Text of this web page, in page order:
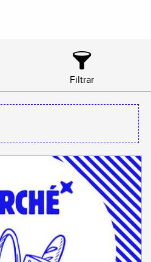
Filtrar